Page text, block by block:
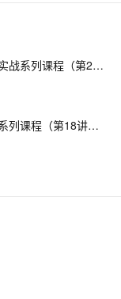
云栖社区特邀专家徐雷Java Spring Boot开发实战系列课程（第20讲）：经典面试题与阿里等名企内部招聘求职面试技巧
阿里特邀专家徐雷Java Spring Boot开发实战系列课程（第18讲）：制作Java Docker镜像与推送到DockerHub和阿里云Docker仓库